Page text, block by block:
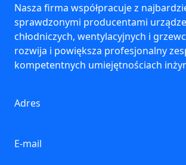
Nasza firma współpracuje z
sprawdzonymi producentami
chłodniczych, wentylacyjnych i
rozwija i powiększa profesjonalny
kompetentnych umiejętnościach
Adres
E-mail